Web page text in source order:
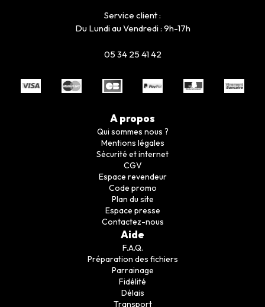
Service client :
Du Lundi au Vendredi : 9h-17h
05 34 25 41 42
A propos
Qui sommes nous ?
Mentions légales
Sécurité et internet
CGV
Espace revendeur
Code promo
Plan du site
Espace presse
Contactez-nous
Aide
F.A.Q.
Préparation des fichiers
Parrainage
Fidélité
Délais
Transport